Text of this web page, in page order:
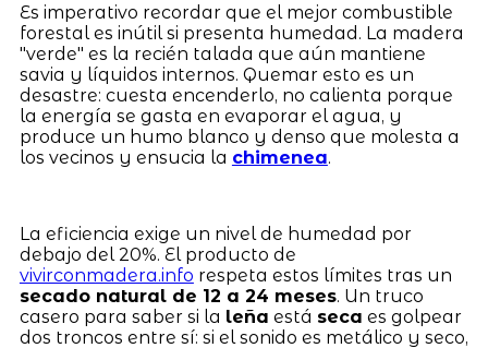
Es imperativo recordar que el mejor combustible
forestal es inútil si presenta humedad. La madera
"verde" es la recién talada que aún mantiene
savia y líquidos internos. Quemar esto es un
desastre: cuesta encenderlo, no calienta porque
la energía se gasta en evaporar el agua, y
produce un humo blanco y denso que molesta a
los vecinos y ensucia la chimenea.
La eficiencia exige un nivel de humedad por
debajo del 20%. El producto de
vivirconmadera.info respeta estos límites tras un
secado natural de 12 a 24 meses. Un truco
casero para saber si la leña está seca es golpear
dos troncos entre sí: si el sonido es metálico y seco,